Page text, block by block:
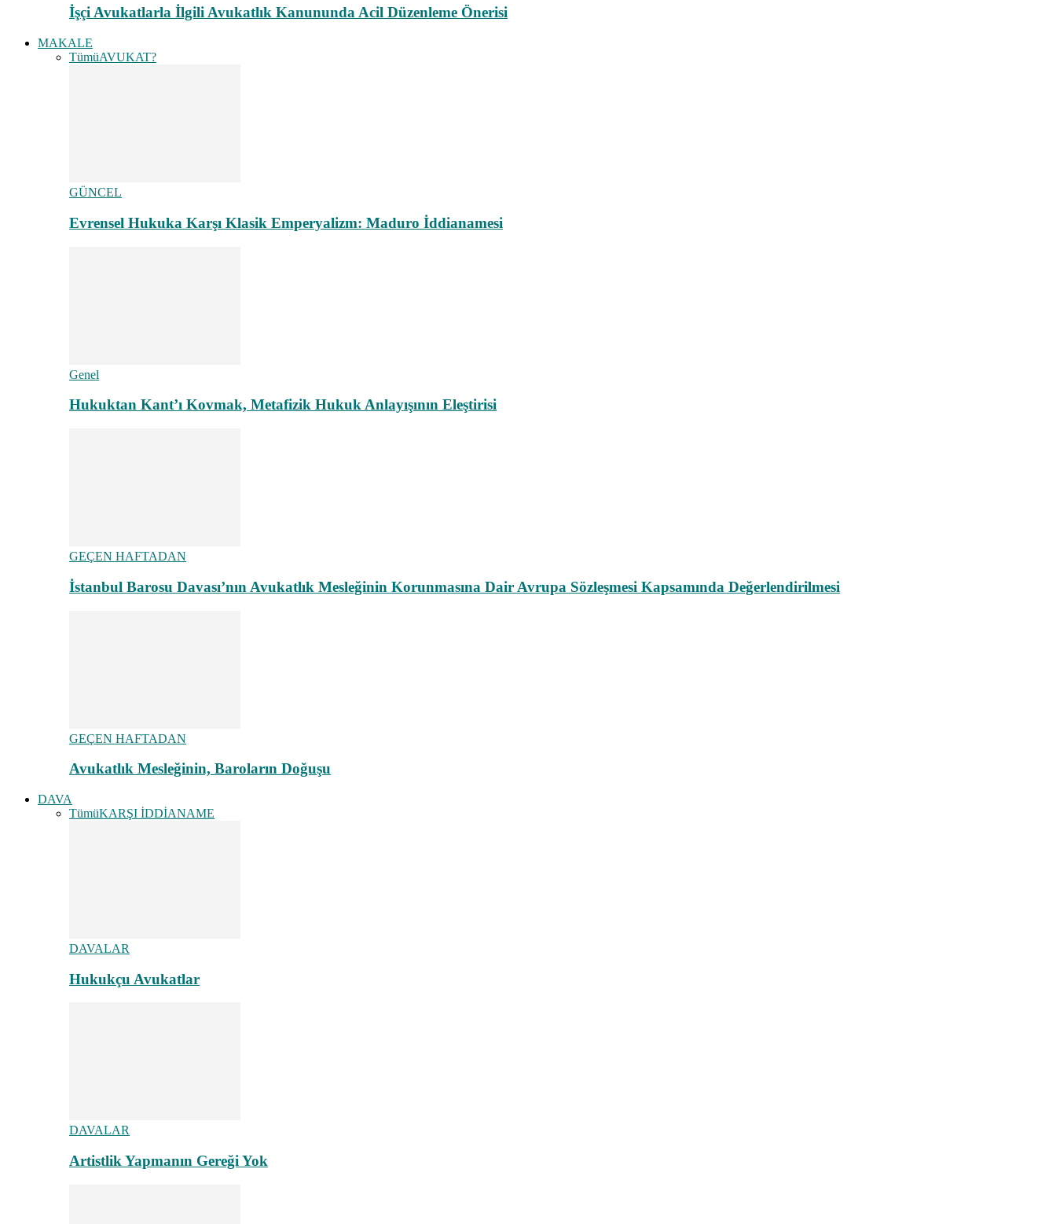
İşçi Avukatlarla İlgili Avukatlık Kanununda Acil Düzenleme Önerisi
MAKALE
TümüAVUKAT?
GÜNCEL
Evrensel Hukuka Karşı Klasik Emperyalizm: Maduro İddianamesi
Genel
Hukuktan Kant’ı Kovmak, Metafizik Hukuk Anlayışının Eleştirisi
GEÇEN HAFTADAN
İstanbul Barosu Davası’nın Avukatlık Mesleğinin Korunmasına Dair Avrupa Sözleşmesi Kapsamında Değerlendirilmesi
GEÇEN HAFTADAN
Avukatlık Mesleğinin, Baroların Doğuşu
DAVA
TümüKARŞI İDDİANAME
DAVALAR
Hukukçu Avukatlar
DAVALAR
Artistlik Yapmanın Gereği Yok